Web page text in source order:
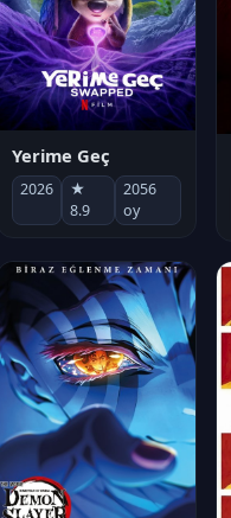
Yerime Geç
2026
★
8.9
2056
oy